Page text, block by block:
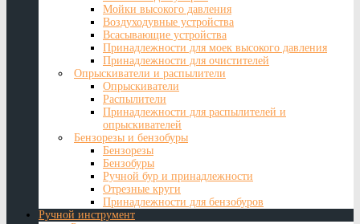
Мойки высокого давления
Воздуходувные устройства
Всасывающие устройства
Принадлежности для моек высокого давления
Принадлежности для очистителей
Опрыскиватели и распылители
Опрыскиватели
Распылители
Принадлежности для распылителей и
опрыскивателей
Бензорезы и бензобуры
Бензорезы
Бензобуры
Ручной бур и принадлежности
Отрезные круги
Принадлежности для бензобуров
Ручной инструмент